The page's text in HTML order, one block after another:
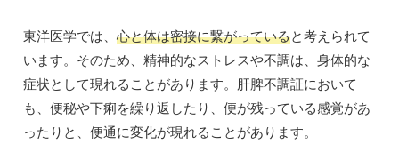
東洋医学では、 心と体は密接に繋がっていると考えられて
います。そのため、精神的なストレスや不調は、身体的な
症状として現れることがあります。肝脾不調証において
も、便秘や下痢を繰り返したり、便が残っている感覚があ
ったりと、便通に変化が現れることがあります。